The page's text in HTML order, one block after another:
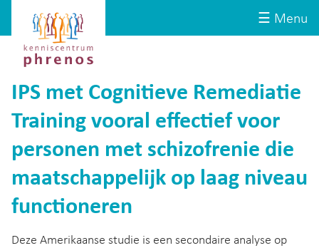
☰ Menu
Kenniscentrum
Phrenos
website
IPS met Cognitieve Remediatie
Training vooral effectief voor
personen met schizofrenie die
maatschappelijk op laag niveau
functioneren
Deze Amerikaanse studie is een secondaire analyse op